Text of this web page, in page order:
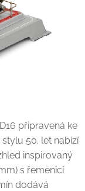
připravená ke
50. let nabízí
inspirovaný
s řemenicí
dodává